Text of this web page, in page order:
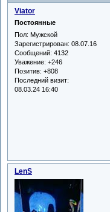
Viator
Постоянные
Пол: Мужской
Зарегистрирован: 08.07.16
Сообщений: 4132
Уважение: +246
Позитив: +808
Последний визит:
08.03.24 16:40
LenS